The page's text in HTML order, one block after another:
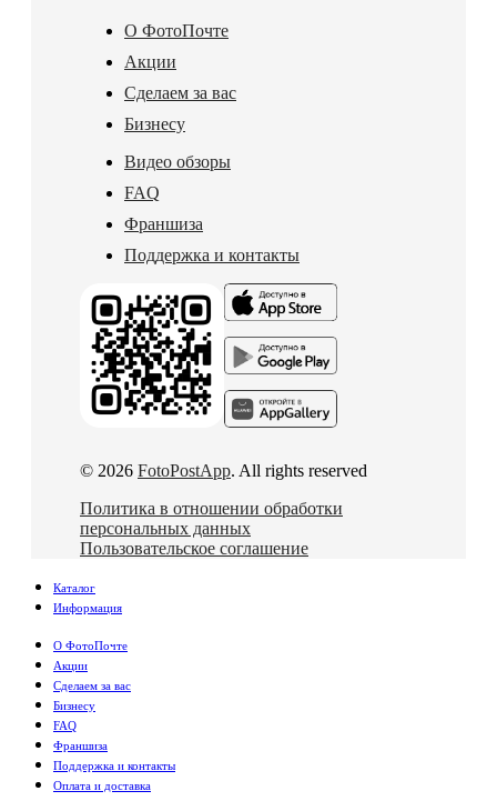
О ФотоПочте
Акции
Сделаем за вас
Бизнесу
Видео обзоры
FAQ
Франшиза
Поддержка и контакты
© 2026 FotoPostApp. All rights reserved
Политика в отношении обработки
персональных данных
Пользовательское соглашение
Каталог
Информация
О ФотоПочте
Акции
Сделаем за вас
Бизнесу
FAQ
Франшиза
Поддержка и контакты
Оплата и доставка